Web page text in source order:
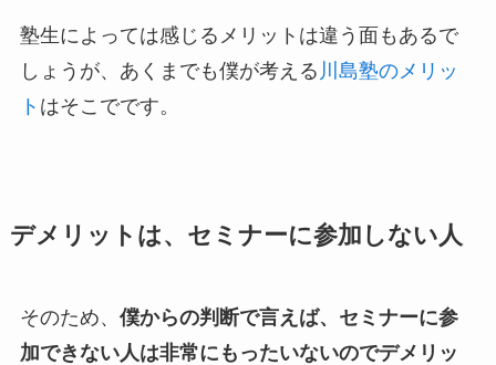
塾生によっては感じるメリットは違う面もあるで
しょうが、あくまでも僕が考える 川島塾のメリッ
ト はそこでです。
デメリットは、セミナーに参加しない人
そのため、 僕からの判断で言えば、セミナーに参
加できない人は非常にもったいないのでデメリッ